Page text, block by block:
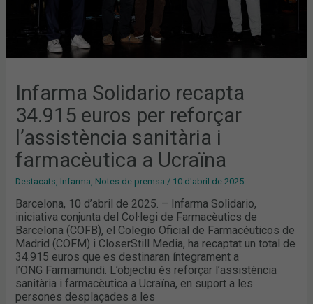
Infarma Solidario recapta
34.915 euros per reforçar
l’assistència sanitària i
farmacèutica a Ucraïna
Destacats Infarma Notes de premsa / 10 d'abril de 2025
Barcelona, 10 d’abril de 2025. – Infarma Solidario,
iniciativa conjunta del Col·legi de Farmacèutics de
Barcelona (COFB), el Colegio Oficial de Farmacéuticos de
Madrid (COFM) i CloserStill Media, ha recaptat un total de
34.915 euros que es destinaran íntegrament a
l’ONG Farmamundi. L’objectiu és reforçar l’assistència
sanitària i farmacèutica a Ucraïna, en suport a les
persones desplaçades a les